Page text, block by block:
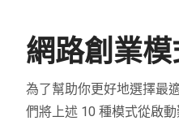
網路創業
為了幫助你更好地選擇最
們將上述 10 種模式從啟